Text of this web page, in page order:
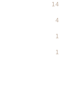
14
4
1
1